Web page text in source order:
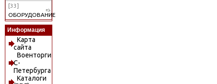
[33]
ОБОРУДОВАНИЕ
Информация
Карта
сайта
Военторги
С-
Петербурга
Каталоги